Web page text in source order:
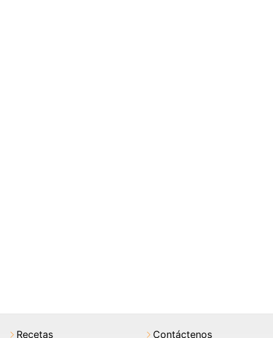
Recetas Contáctenos